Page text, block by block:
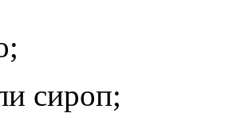
сироп;